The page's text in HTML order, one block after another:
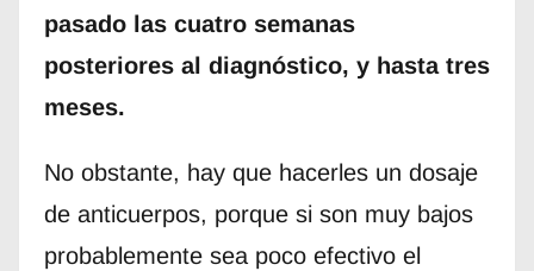
pasado las cuatro semanas
posteriores al diagnóstico, y hasta tres
meses.
No obstante, hay que hacerles un dosaje
de anticuerpos, porque si son muy bajos
probablemente sea poco efectivo el